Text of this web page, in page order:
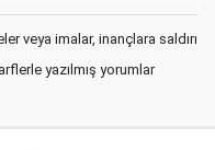
veya imalar, inançlara saldırı
yazılmış yorumlar